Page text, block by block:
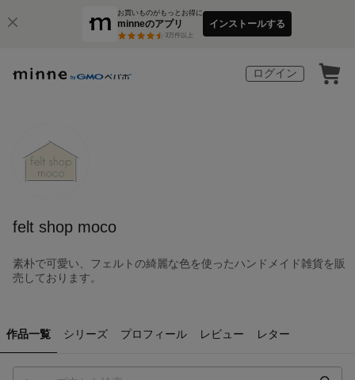
お買いものがもっとお得に
minneのアプリ
3万件以上
インストールする
ログイン
felt shop moco
素朴で可愛い、フェルトの綺麗な色を使ったハンドメイド雑貨を販
売しております。
作品一覧 シリーズ プロフィール レビュー レター